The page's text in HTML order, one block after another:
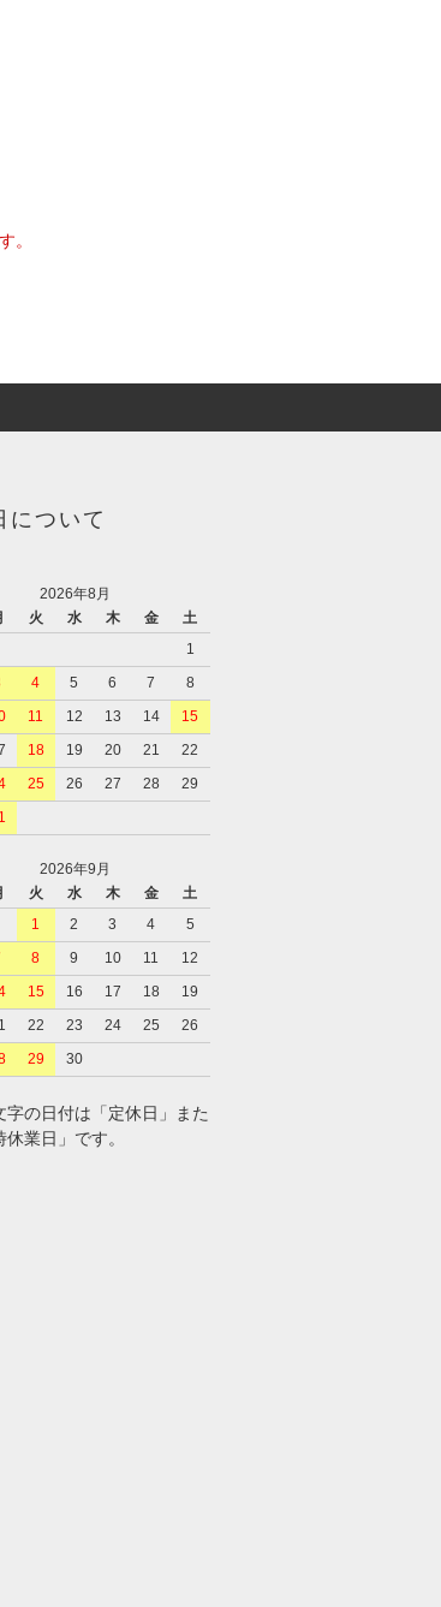
。
について
2026年8月
火 水 木 金
土
1
4 5 6 7
8
11 12 13 14
15
18 19 20 21
22
25 26 27 28
29
2026年9月
火 水 木 金
土
1
2 3 4
5
8 9 10 11
12
15 16 17 18
19
22 23 24 25
26
29 30
の日付は「定休日」また
休業日」です。